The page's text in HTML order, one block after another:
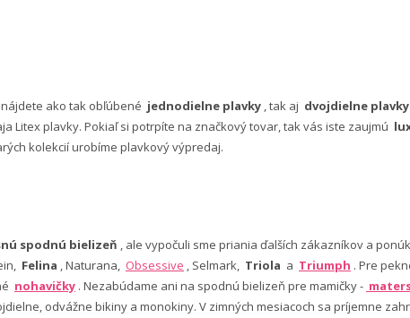
nájdete ako tak obľúbené jednodielne plavky , tak aj dvojdielne plavky
Litex plavky. Pokiaľ si potrpíte na značkový tovar, tak vás iste zaujmú
kolekcií urobíme plavkový výpredaj.
spodnú bielizeň , ale vypočuli sme priania ďalších zákazníkov a
Felina , Naturana, Obsessive , Selmark, Triola a Triumph . Pre
nohavičky . Nezabúdame ani na spodnú bielizeň pre mamičky -
odvážne bikiny a monokiny. V zimných mesiacoch sa príjemne